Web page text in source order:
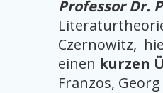
Professor Dr.
Czernowitz,
einen kurzen
Franzos,